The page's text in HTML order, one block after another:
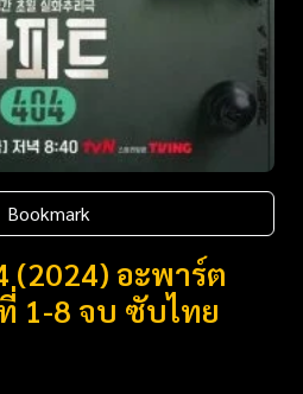
Bookmark
(2024) อะพาร์ต
1-8 จบ ซับไทย